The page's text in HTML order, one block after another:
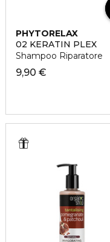
PHYTORELAX
02 KERATIN PLEX
Shampoo Riparatore
9,90 €